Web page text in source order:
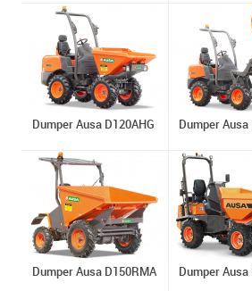
Dumper Ausa D120AHG Dumper Ausa
Dumper Ausa D150RMA Dumper Ausa